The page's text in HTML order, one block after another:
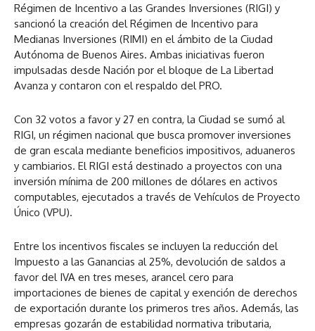
Régimen de Incentivo a las Grandes Inversiones (RIGI) y
sancionó la creación del Régimen de Incentivo para
Medianas Inversiones (RIMI) en el ámbito de la Ciudad
Autónoma de Buenos Aires. Ambas iniciativas fueron
impulsadas desde Nación por el bloque de La Libertad
Avanza y contaron con el respaldo del PRO.
Con 32 votos a favor y 27 en contra, la Ciudad se sumó al
RIGI, un régimen nacional que busca promover inversiones
de gran escala mediante beneficios impositivos, aduaneros
y cambiarios. El RIGI está destinado a proyectos con una
inversión mínima de 200 millones de dólares en activos
computables, ejecutados a través de Vehículos de Proyecto
Único (VPU).
Entre los incentivos fiscales se incluyen la reducción del
Impuesto a las Ganancias al 25%, devolución de saldos a
favor del IVA en tres meses, arancel cero para
importaciones de bienes de capital y exención de derechos
de exportación durante los primeros tres años. Además, las
empresas gozarán de estabilidad normativa tributaria,